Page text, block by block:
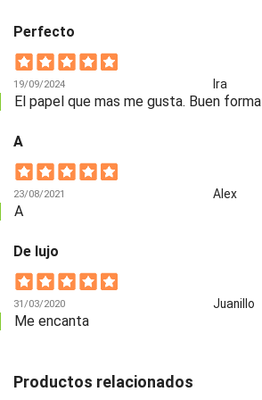
Perfecto
19/09/2024 Ira
El papel que mas me gusta. Buen
A
23/08/2021 Alex
A
De lujo
31/03/2020 Juanillo
Me encanta
Productos relacionados